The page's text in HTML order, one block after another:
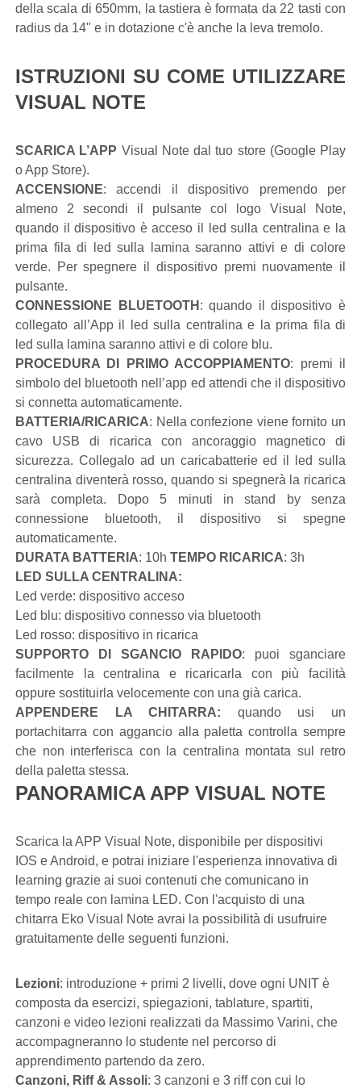
della scala di 650mm, la tastiera è formata da 22 tasti con
radius da 14" e in dotazione c'è anche la leva tremolo.
ISTRUZIONI SU COME UTILIZZARE
VISUAL NOTE
SCARICA L’APP Visual Note dal tuo store (Google Play
o App Store).
ACCENSIONE: accendi il dispositivo premendo per
almeno 2 secondi il pulsante col logo Visual Note,
quando il dispositivo è acceso il led sulla centralina e la
prima fila di led sulla lamina saranno attivi e di colore
verde. Per spegnere il dispositivo premi nuovamente il
pulsante.
CONNESSIONE BLUETOOTH : quando il dispositivo è
collegato all’App il led sulla centralina e la prima fila di
led sulla lamina saranno attivi e di colore blu.
PROCEDURA DI PRIMO ACCOPPIAMENTO: premi il
simbolo del bluetooth nell’app ed attendi che il dispositivo
si connetta automaticamente.
BATTERIA/RICARICA: Nella confezione viene fornito un
cavo USB di ricarica con ancoraggio magnetico di
sicurezza. Collegalo ad un caricabatterie ed il led sulla
centralina diventerà rosso, quando si spegnerà la ricarica
sarà completa. Dopo 5 minuti in stand by senza
connessione bluetooth, il dispositivo si spegne
automaticamente.
DURATA BATTERIA: 10h TEMPO RICARICA: 3h
LED SULLA CENTRALINA:
Led verde: dispositivo acceso
Led blu: dispositivo connesso via bluetooth
Led rosso: dispositivo in ricarica
SUPPORTO DI SGANCIO RAPIDO: puoi sganciare
facilmente la centralina e ricaricarla con più facilità
oppure sostituirla velocemente con una già carica.
APPENDERE LA CHITARRA: quando usi un
portachitarra con aggancio alla paletta controlla sempre
che non interferisca con la centralina montata sul retro
della paletta stessa.
PANORAMICA APP VISUAL NOTE
Scarica la APP Visual Note, disponibile per dispositivi
IOS e Android, e potrai iniziare l'esperienza innovativa di
learning grazie ai suoi contenuti che comunicano in
tempo reale con lamina LED. Con l'acquisto di una
chitarra Eko Visual Note avrai la possibilità di usufruire
gratuitamente delle seguenti funzioni.
Lezioni: introduzione + primi 2 livelli, dove ogni UNIT è
composta da esercizi, spiegazioni, tablature, spartiti,
canzoni e video lezioni realizzati da Massimo Varini, che
accompagneranno lo studente nel percorso di
apprendimento partendo da zero.
Canzoni, Riff & Assoli: 3 canzoni e 3 riff con cui lo